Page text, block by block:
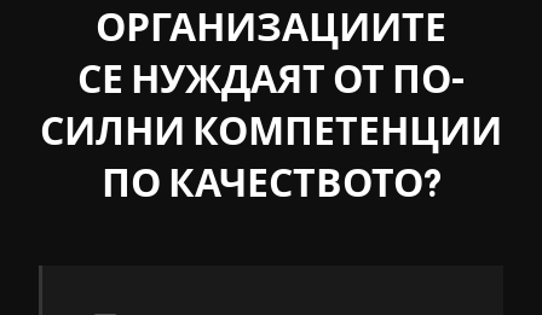
ОРГАНИЗАЦИИТЕ
СЕ НУЖДАЯТ ОТ ПО-
СИЛНИ КОМПЕТЕНЦИИ
ПО КАЧЕСТВОТО?